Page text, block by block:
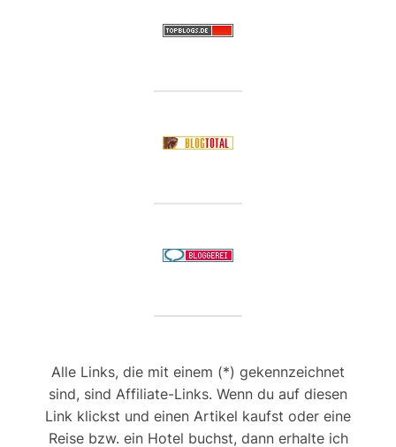
Alle Links, die mit einem (*) gekennzeichnet
sind, sind Affiliate-Links. Wenn du auf diesen
Link klickst und einen Artikel kaufst oder eine
Reise bzw. ein Hotel buchst, dann erhalte ich